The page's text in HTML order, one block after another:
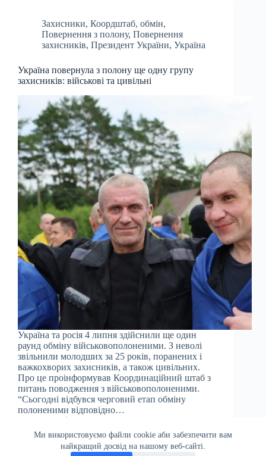
Ми використовуємо файли cookie аби забезпечити вам
найкращий досвід на нашому веб-сайті.
Захисники, Коордштаб, обмін,
Повернення з полону, Повернення
захисників, Президент України, Україна
Україна повернула з полону ще одну групу
захисників: військові та цивільні
Україна та росія 4 липня здійснили ще один
раунд обміну військовополоненими. З неволі
звільнили молодших за 25 років, поранених і
важкохворих захисників, а також цивільних.
Про це проінформував Координаційний штаб з
питань поводження з військовополоненими.
“Сьогодні відбувся черговий етап обміну
полоненими відповідно…